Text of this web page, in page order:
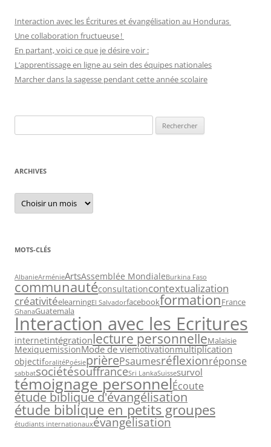
Interaction avec les Écritures et évangélisation au Honduras
Une collaboration fructueuse !
En partant, voici ce que je désire voir :
L’apprentissage en ligne au sein des équipes nationales
Marcher dans la sagesse pendant cette année scolaire
pour :
ARCHIVES
Archives
MOTS-CLÉS
AlbanieArménieArtsAssemblée MondialeBurkina Faso
communautéconsultationcontextualization
créativitéelearningEl SalvadorfacebookformationFrance
GhanaGuatemala
Interaction avec les Ecritures
internetintégrationlecture personnelleMalaisie
MexiquemissionMode de viemotivationmultiplication
objectiforalitéPoésieprièrePsaumesréflexionréponse
sabbatsociétésouffranceSri LankaSuissesurvol
témoignage personnelÉcoute
étude biblique d'évangélisation
étude biblique en petits groupes
étudiants internationauxévangélisation